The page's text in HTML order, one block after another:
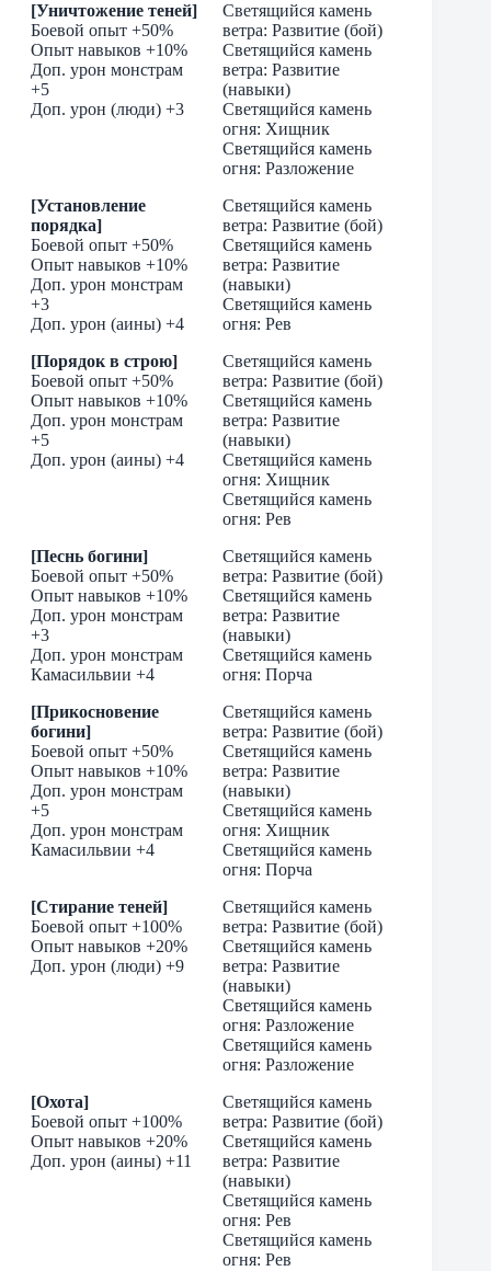
[Уничтожение теней]
Боевой опыт +50%
Опыт навыков +10%
Доп. урон монстрам
+5
Доп. урон (люди) +3
Светящийся камень
ветра: Развитие (бой)
Светящийся камень
ветра: Развитие
(навыки)
Светящийся камень
огня: Хищник
Светящийся камень
огня: Разложение
[Установление
порядка]
Боевой опыт +50%
Опыт навыков +10%
Доп. урон монстрам
+3
Доп. урон (аины) +4
Светящийся камень
ветра: Развитие (бой)
Светящийся камень
ветра: Развитие
(навыки)
Светящийся камень
огня: Рев
[Порядок в строю]
Боевой опыт +50%
Опыт навыков +10%
Доп. урон монстрам
+5
Доп. урон (аины) +4
Светящийся камень
ветра: Развитие (бой)
Светящийся камень
ветра: Развитие
(навыки)
Светящийся камень
огня: Хищник
Светящийся камень
огня: Рев
[Песнь богини]
Боевой опыт +50%
Опыт навыков +10%
Доп. урон монстрам
+3
Доп. урон монстрам
Камасильвии +4
Светящийся камень
ветра: Развитие (бой)
Светящийся камень
ветра: Развитие
(навыки)
Светящийся камень
огня: Порча
[Прикосновение
богини]
Боевой опыт +50%
Опыт навыков +10%
Доп. урон монстрам
+5
Доп. урон монстрам
Камасильвии +4
Светящийся камень
ветра: Развитие (бой)
Светящийся камень
ветра: Развитие
(навыки)
Светящийся камень
огня: Хищник
Светящийся камень
огня: Порча
[Стирание теней]
Боевой опыт +100%
Опыт навыков +20%
Доп. урон (люди) +9
Светящийся камень
ветра: Развитие (бой)
Светящийся камень
ветра: Развитие
(навыки)
Светящийся камень
огня: Разложение
Светящийся камень
огня: Разложение
[Охота]
Боевой опыт +100%
Опыт навыков +20%
Доп. урон (аины) +11
Светящийся камень
ветра: Развитие (бой)
Светящийся камень
ветра: Развитие
(навыки)
Светящийся камень
огня: Рев
Светящийся камень
огня: Рев